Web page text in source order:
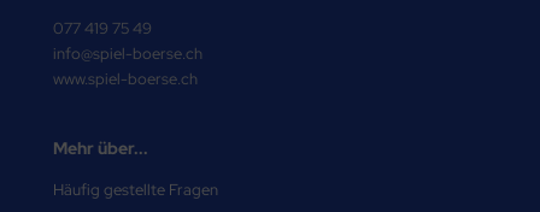
077 419 75 49
info@spiel-boerse.ch
www.spiel-boerse.ch
Mehr über...
Häufig gestellte Fragen